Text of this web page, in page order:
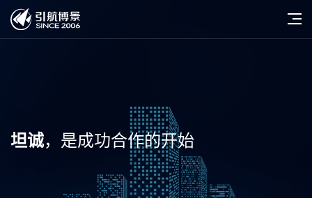
坦诚，是成功合作的开始